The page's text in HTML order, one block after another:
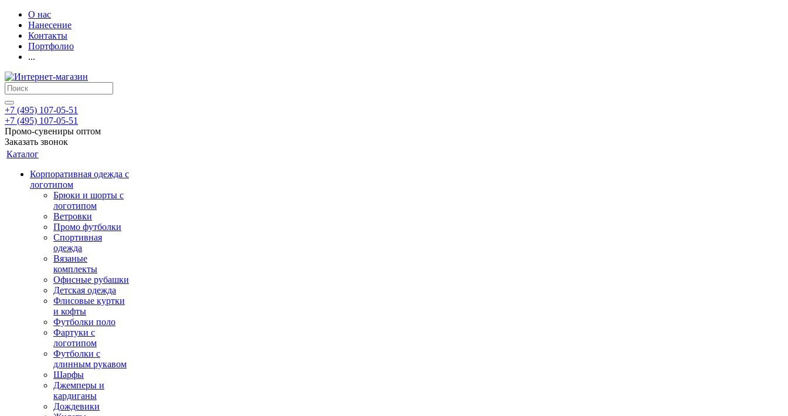
О нас
Нанесение
Контакты
Портфолио
...
+7 (495) 107-05-51
+7 (495) 107-05-51
Промо-сувениры оптом
Заказать звонок
Каталог
Корпоративная одежда с
логотипом
Брюки и шорты с
логотипом
Ветровки
Промо футболки
Спортивная
одежда
Вязаные
комплекты
Офисные рубашки
Детская одежда
Флисовые куртки
и кофты
Футболки поло
Фартуки с
логотипом
Футболки с
длинным рукавом
Шарфы
Джемперы и
кардиганы
Дождевики